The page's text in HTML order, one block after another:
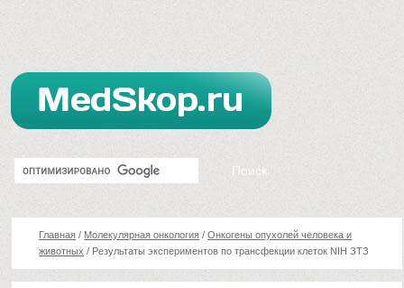
Главная / Молекулярная онкология /Онкогены опухолей человека и
животных / Результаты экспериментов по трансфекции клеток NIH ЗТЗ